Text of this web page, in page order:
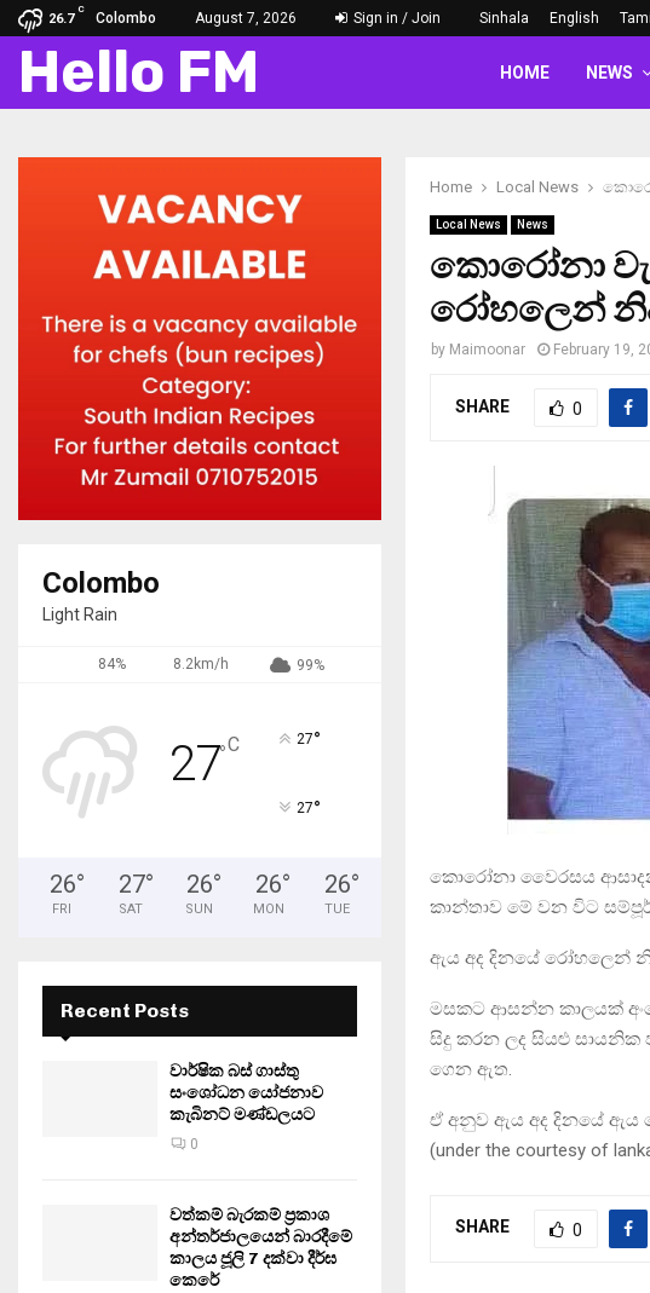
26.7
C
Colombo August 7, 2026 Sign in / Join Sinhala English Tamil
Hello FM HOME NEWS
Home Local News
Local News News
කොරෝනා
රෝහලෙන්
by Maimoonar February 19,
SHARE 0
කොරෝනා වෛරසය
කාන්තාව මේ වන විට
ඇය අද දිනයේ රෝහලෙන්
මසකට ආසන්න කාලයක්
සිදු කරන ලද සියළු
ගෙන ඇත.
ඒ අනුව ඇය අද දිනයේ
(under the courtesy of
SHARE 0
Colombo
Light Rain
84% 8.2km/h 99%
27°C 27°
27°
26°
FRI
27°
SAT
26°
SUN
26°
MON
26°
TUE
Recent Posts
වාර්ෂික බස් ගාස්තු
සංශෝධන යෝජනාව
කැබිනට් මණ්ඩලයට
0
වත්කම් බැරකම් ප්‍රකාශ
අන්තර්ජාලයෙන් බාරදීමේ
කාලය ජූලි 7 දක්වා දීර්ඝ
කෙරේ